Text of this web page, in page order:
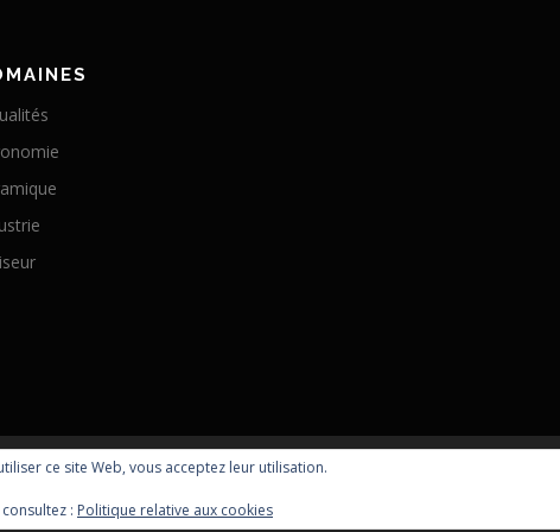
ce site Web, vous acceptez leur utilisation.
: Politique relative aux cookies